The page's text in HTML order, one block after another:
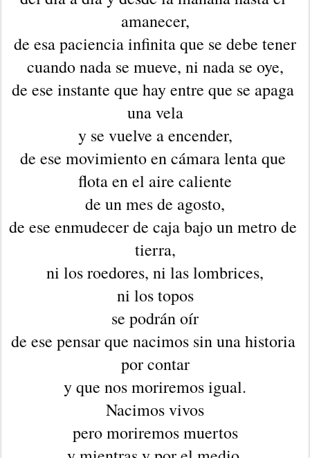
amanecer,
de esa paciencia infinita que se debe tener
cuando nada se mueve, ni nada se oye,
de ese instante que hay entre que se apaga
una vela
y se vuelve a encender,
de ese movimiento en cámara lenta que
flota en el aire caliente
de un mes de agosto,
de ese enmudecer de caja bajo un metro de
tierra,
ni los roedores, ni las lombrices,
ni los topos
se podrán oír
de ese pensar que nacimos sin una historia
por contar
y que nos moriremos igual.
Nacimos vivos
pero moriremos muertos